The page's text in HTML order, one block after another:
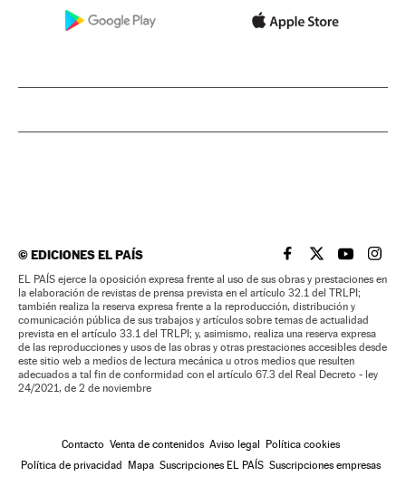
©EDICIONES EL PAÍS EL PAÍS BRASIL EN
EL PAÍSEL PAÍS
EL
EL PAÍS ejerce la oposición expresa frente al uso de sus obras y prestaciones en
la elaboración de revistas de prensa prevista en el artículo 32.1 del TRLPI;
también realiza la reserva expresa frente a la reproducción, distribución y
comunicación pública de sus trabajos y artículos sobre temas de actualidad
prevista en el artículo 33.1 del TRLPI; y, asimismo, realiza una reserva expresa
de las reproducciones y usos de las obras y otras prestaciones accesibles desde
este sitio web a medios de lectura mecánica u otros medios que resulten
adecuados a tal fin de conformidad con el artículo 67.3 del Real Decreto - ley
24/2021, de 2 de noviembre
Contacto Venta de contenidos Aviso legal
Política cookies
Política de privacidad
Mapa Suscripciones EL PAÍS Suscripciones empresas